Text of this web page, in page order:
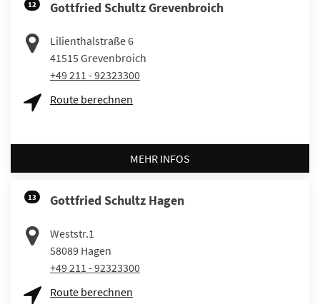
12 Gottfried Schultz Grevenbroich
Lilienthalstraße 6
41515 Grevenbroich
+49 211 - 92323300
Route berechnen
MEHR INFOS
13 Gottfried Schultz Hagen
Weststr.1
58089 Hagen
+49 211 - 92323300
Route berechnen